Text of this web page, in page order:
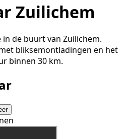
Zuilichem
de buurt van Zuilichem.
bliksemontladingen en het
binnen 30 km.